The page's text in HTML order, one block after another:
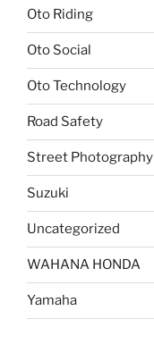
Oto Riding
Oto Social
Oto Technology
Road Safety
Street Photography
Suzuki
Uncategorized
WAHANA HONDA
Yamaha